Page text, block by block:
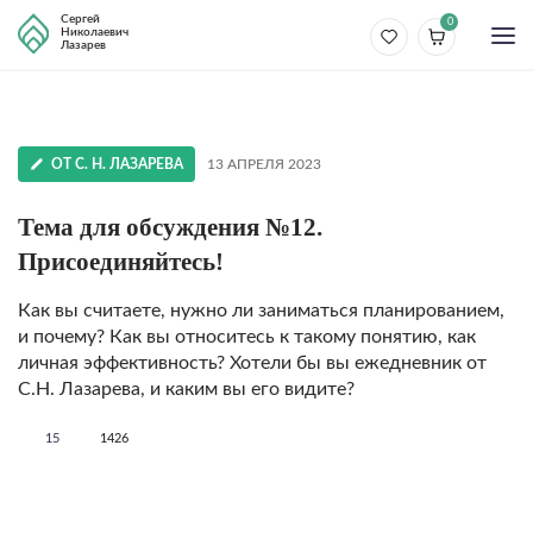
Сергей
Николаевич
Лазарев
0
ОТ С. Н. ЛАЗАРЕВА 13 АПРЕЛЯ 2023
Тема для обсуждения №12.
Присоединяйтесь!
Как вы считаете, нужно ли заниматься планированием,
и почему? Как вы относитесь к такому понятию, как
личная эффективность? Хотели бы вы ежедневник от
С.Н. Лазарева, и каким вы его видите?
15 1426